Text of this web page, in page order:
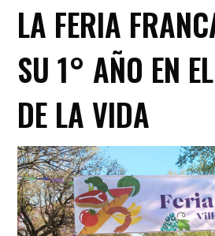
LA FERIA
SU 1° AÑO EN
DE LA VIDA